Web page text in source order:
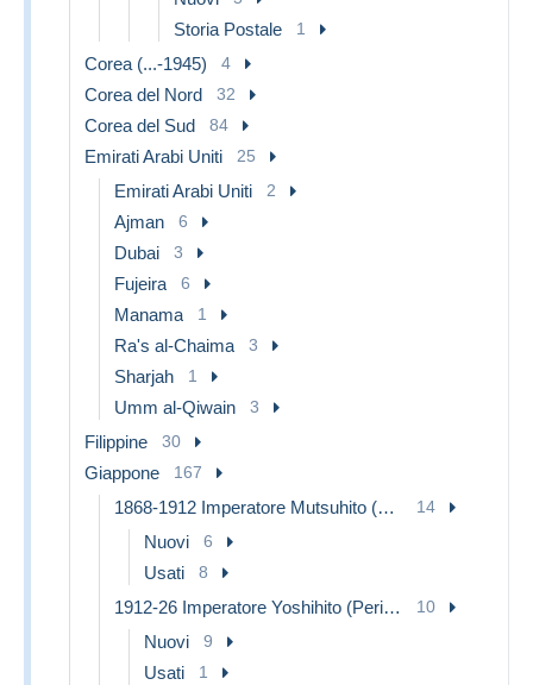
Storia Postale 1
Corea (...-1945) 4
Corea del Nord 32
Corea del Sud 84
Emirati Arabi Uniti 25
Emirati Arabi Uniti 2
Ajman 6
Dubai 3
Fujeira 6
Manama 1
Ra's al-Chaima 3
Sharjah 1
Umm al-Qiwain 3
Filippine 30
Giappone 167
1868-1912 Imperatore Mutsuhito (Periodo Meiji) 14
Nuovi 6
Usati 8
1912-26 Imperatore Yoshihito (Periodo Taishu) 10
Nuovi 9
Usati 1